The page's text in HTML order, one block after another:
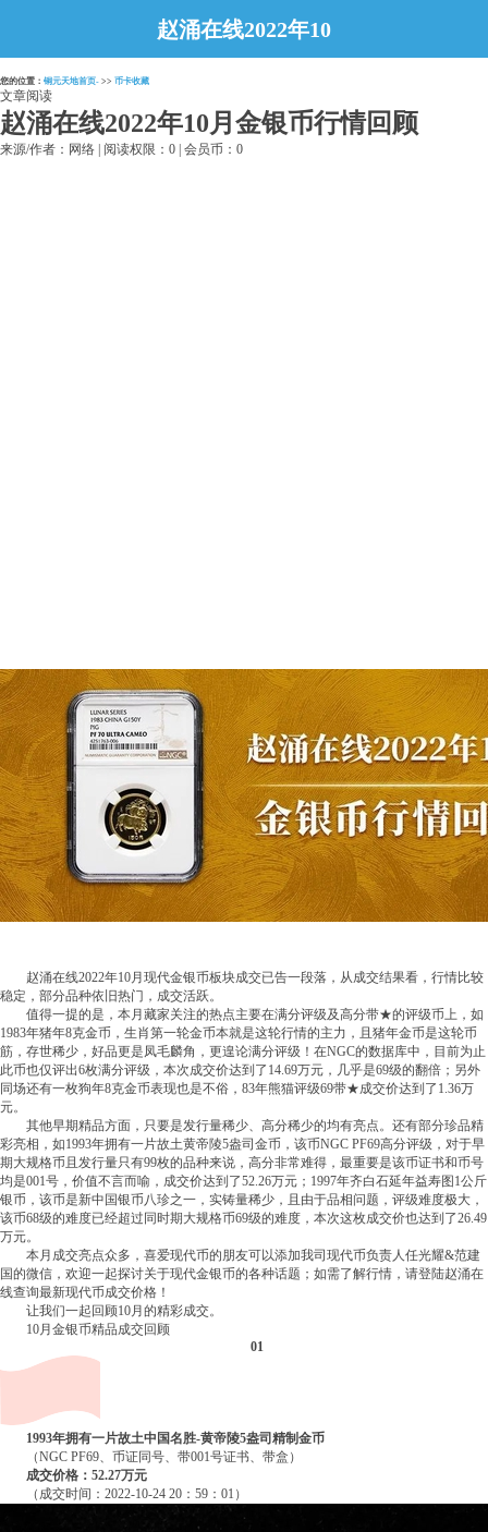
赵涌在线2022年10
月金银币行情回顾
您的位置： 铜元天地首页- >> 币卡收藏
文章阅读
赵涌在线2022年10月金银币行情回顾
来源/作者：网络 | 阅读权限：0 | 会员币：0
赵涌在线2022年10月现代金银币板块成交已告一段落，从成交结果看，行情比较
稳定，部分品种依旧热门，成交活跃。
值得一提的是，本月藏家关注的热点主要在满分评级及高分带★的评级币上，如
1983年猪年8克金币，生肖第一轮金币本就是这轮行情的主力，且猪年金币是这轮币
筋，存世稀少，好品更是凤毛麟角，更遑论满分评级！在NGC的数据库中，目前为止
此币也仅评出6枚满分评级，本次成交价达到了14.69万元，几乎是69级的翻倍；另外
同场还有一枚狗年8克金币表现也是不俗，83年熊猫评级69带★成交价达到了1.36万
元。
其他早期精品方面，只要是发行量稀少、高分稀少的均有亮点。还有部分珍品精
彩亮相，如1993年拥有一片故土黄帝陵5盎司金币，该币NGC PF69高分评级，对于早
期大规格币且发行量只有99枚的品种来说，高分非常难得，最重要是该币证书和币号
均是001号，价值不言而喻，成交价达到了52.26万元；1997年齐白石延年益寿图1公斤
银币，该币是新中国银币八珍之一，实铸量稀少，且由于品相问题，评级难度极大，
该币68级的难度已经超过同时期大规格币69级的难度，本次这枚成交价也达到了26.49
万元。
本月成交亮点众多，喜爱现代币的朋友可以添加我司现代币负责人任光耀&范建
国的微信，欢迎一起探讨关于现代金银币的各种话题；如需了解行情，请登陆赵涌在
线查询最新现代币成交价格！
让我们一起回顾10月的精彩成交。
10月金银币精品成交回顾
01
1993年拥有一片故土中国名胜-黄帝陵5盎司精制金币
（NGC PF69、币证同号、带001号证书、带盒）
成交价格：52.27万元
（成交时间：2022-10-24 20：59：01）